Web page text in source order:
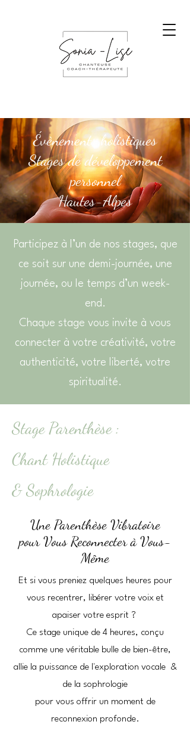
Évènements holistiques
Stages de développement
personnel
Hautes-Alpes
Participez à l’un de nos stages, que
ce soit sur une demi-journée, une
journée, ou le temps d’un week-
end.
Chaque stage vous invite à vous
connecter à votre créativité, votre
authenticité, votre liberté, votre
spiritualité.
Stage Parenthèse :
Chant Holistique
& Sophrologie
Une Parenthèse Vibratoire
pour Vous Reconnecter à Vous-
Même
Et si vous preniez quelques heures pour
vous recentrer, libérer votre voix et
apaiser votre esprit ?
Ce stage unique de 4 heures, conçu
comme une véritable bulle de bien-être,
allie la puissance de l'exploration vocale &
de la sophrologie
pour vous offrir un moment de
reconnexion profonde.